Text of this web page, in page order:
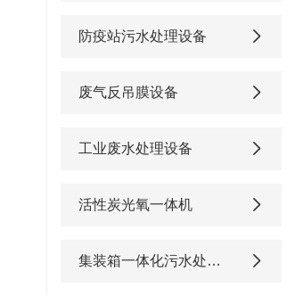
防疫站污水处理设备
废气反吊膜设备
工业废水处理设备
活性炭光氧一体机
集装箱一体化污水处理设备